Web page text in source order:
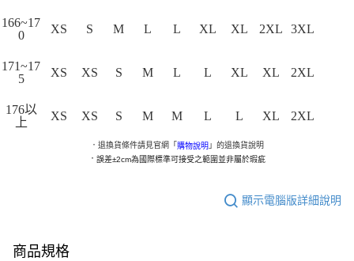
166~17
0
XS S M L L XL XL 2XL 3XL
171~17
5
XS XS S M L L XL XL 2XL
176以
上
XS XS S M M L L XL 2XL
．退換貨條件請見官網「購物說明 」的退換貨說明
． 誤差±2cm為國際標準可接受之範圍並非屬於瑕疵
顯示電腦版詳細說明
商品規格